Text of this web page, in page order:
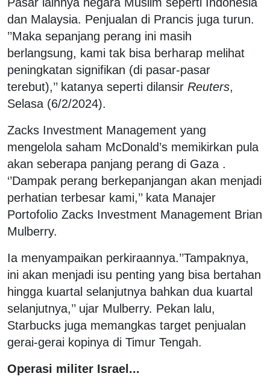
dan Malaysia. Penjualan di Prancis juga turun.
’’Maka sepanjang perang ini masih
berlangsung, kami tak bisa berharap melihat
peningkatan signifikan (di pasar-pasar
terebut),’’ katanya seperti dilansir Reuters,
Selasa (6/2/2024).
Zacks Investment Management yang
mengelola saham McDonald’s memikirkan pula
akan seberapa panjang perang di Gaza .
‘’Dampak perang berkepanjangan akan menjadi
perhatian terbesar kami,’’ kata Manajer
Portofolio Zacks Investment Management Brian
Mulberry.
Ia menyampaikan perkiraannya.’’Tampaknya,
ini akan menjadi isu penting yang bisa bertahan
hingga kuartal selanjutnya bahkan dua kuartal
selanjutnya,’’ ujar Mulberry. Pekan lalu,
Starbucks juga memangkas target penjualan
gerai-gerai kopinya di Timur Tengah.
Operasi militer Israel...